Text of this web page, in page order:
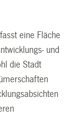
eine Fläche
und
die Stadt